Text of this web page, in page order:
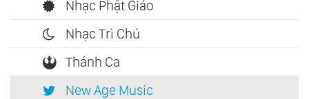
Nhạc Phật Giáo
Nhạc Trì Chú
Thánh Ca
New Age Music